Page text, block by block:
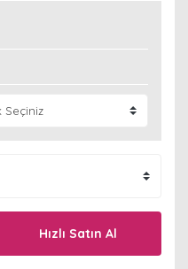
Hızlı Satın Al